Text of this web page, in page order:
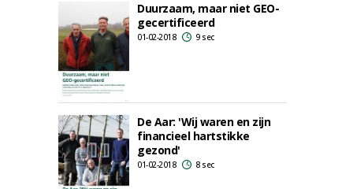
Duurzaam, maar niet GEO-
gecertificeerd
01-02-2018 9 sec
De Aar: 'Wij waren en zijn
financieel hartstikke
gezond'
01-02-2018 8 sec